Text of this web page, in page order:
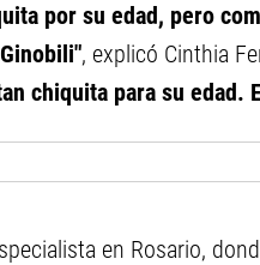
por su edad, pero
, explicó Cinthia
chiquita para su edad.
en Rosario,